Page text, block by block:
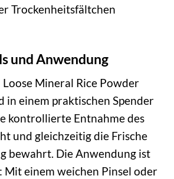
Trockenheitsfältchen
und Anwendung
Loose Mineral Rice Powder
in einem praktischen Spender
kontrollierte Entnahme des
und gleichzeitig die Frische
bewahrt. Die Anwendung ist
Mit einem weichen Pinsel oder